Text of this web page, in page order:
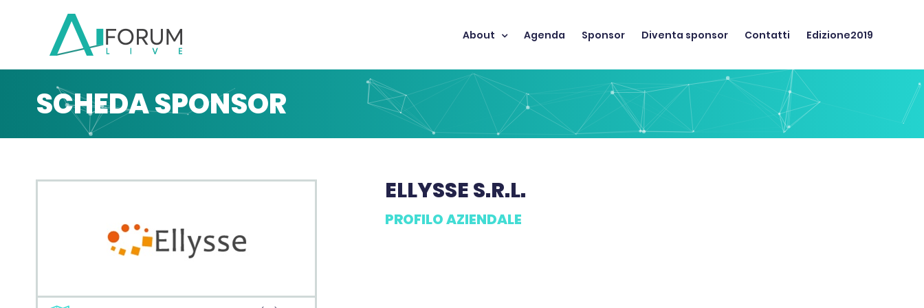
About Agenda Sponsor Diventa sponsor Contatti Edizione2019
SCHEDA SPONSOR
ELLYSSE S.R.L.
PROFILO AZIENDALE